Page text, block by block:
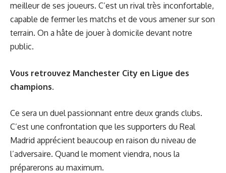
meilleur de ses joueurs. C’est un rival très inconfortable,
capable de fermer les matchs et de vous amener sur son
terrain. On a hâte de jouer à domicile devant notre
public.
Vous retrouvez Manchester City en Ligue des
champions.
Ce sera un duel passionnant entre deux grands clubs.
C’est une confrontation que les supporters du Real
Madrid apprécient beaucoup en raison du niveau de
l’adversaire. Quand le moment viendra, nous la
préparerons au maximum.